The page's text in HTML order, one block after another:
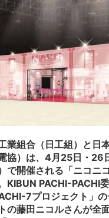
業組合（日工組）と日
協）は、4月25日・26
で開催される「ニコニ
KIBUN PACHI-PACHI
7プロジェクト」
の藤田ニコルさんが全